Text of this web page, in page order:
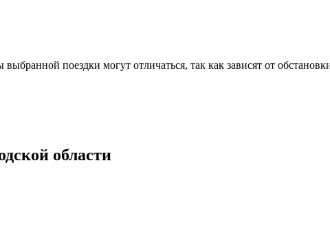
поездки могут отличаться, так как зависят от
области